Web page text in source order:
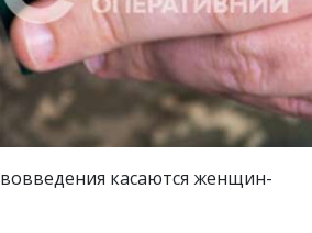
касаются женщин-